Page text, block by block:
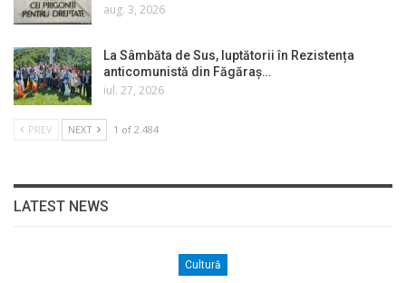
aug. 3, 2026
La Sâmbăta de Sus, luptătorii în Rezistența
anticomunistă din Făgăraș…
iul. 27, 2026
PREV NEXT 1 of 2.484
LATEST NEWS
Cultură